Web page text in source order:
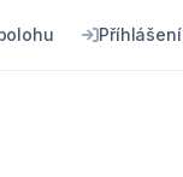
Příhlášení